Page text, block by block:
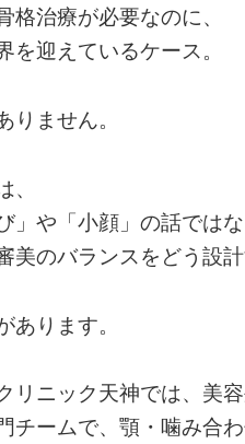
格治療が必要なのに、
を迎えているケース。
りません。
」や「小顔」の話では
美のバランスをどう設
あります。
リニック天神では、美
チームで、顎・噛み合